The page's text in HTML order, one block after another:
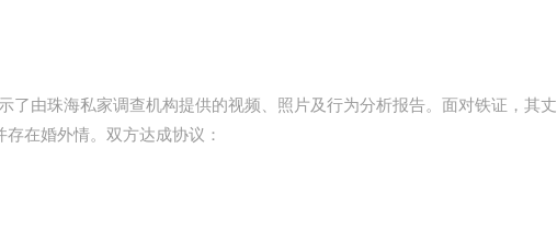
由珠海私家调查机构提供的视频、照片及行为分析报告。面对铁证，其丈
在婚外情。双方达成协议：